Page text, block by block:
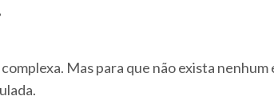
Mas para que não exista nenhum